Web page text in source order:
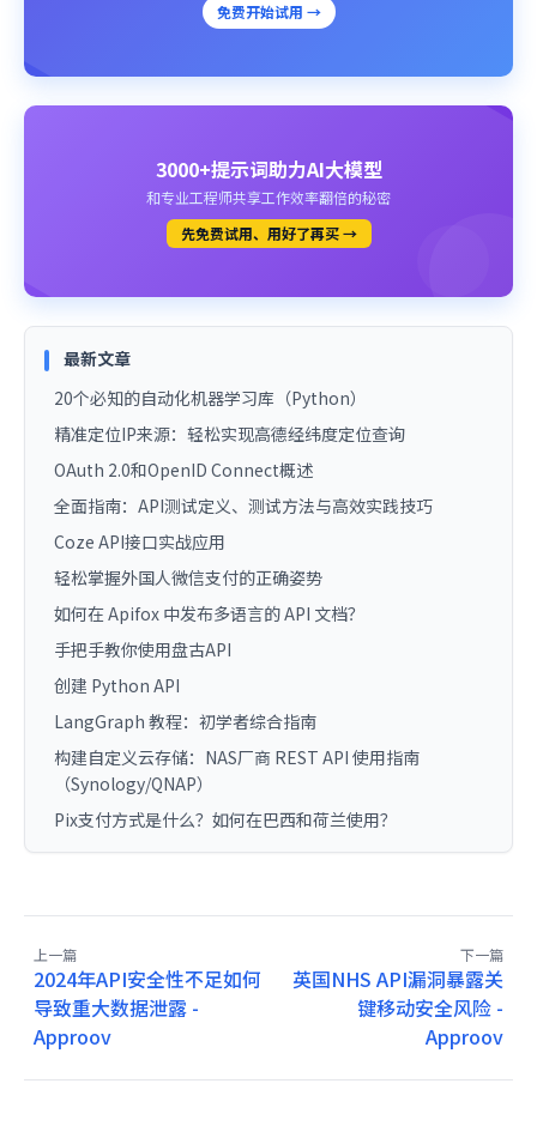
免费开始试用 →
3000+提示词助力AI大模型
和专业工程师共享工作效率翻倍的秘密
先免费试用、用好了再买 →
最新文章
20个必知的自动化机器学习库（Python）
精准定位IP来源：轻松实现高德经纬度定位查询
OAuth 2.0和OpenID Connect概述
全面指南：API测试定义、测试方法与高效实践技巧
Coze API接口实战应用
轻松掌握外国人微信支付的正确姿势
如何在 Apifox 中发布多语言的 API 文档？
手把手教你使用盘古API
创建 Python API
LangGraph 教程：初学者综合指南
构建自定义云存储：NAS厂商 REST API 使用指南
（Synology/QNAP）
Pix支付方式是什么？如何在巴西和荷兰使用？
上一篇
2024年API安全性不足如何
导致重大数据泄露 -
Approov
下一篇
英国NHS API漏洞暴露关
键移动安全风险 -
Approov